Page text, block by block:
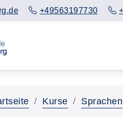
+49563197730
Kurse Sprachen